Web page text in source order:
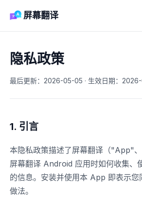
屏幕翻译
隐私政策
最后更新：2026-05-05 · 生效日期：
1. 引言
本隐私政策描述了屏幕翻译（"App"
屏幕翻译 Android 应用时如何收集、
的信息。安装并使用本 App 即表示您
做法。